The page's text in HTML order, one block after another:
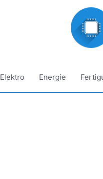
Elektro Energie